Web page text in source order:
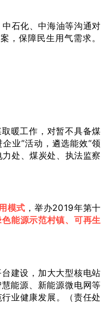
石化、中海油等沟通对
，保障民生用气需求。
暖工作，对暂不具备煤
业”活动，遴选能效“领
处、煤炭处、执法监察
模式 ，举办2019年第十
色能源示范村镇、可再生
建设，加大大型核电站
能源、新能源微电网等
业健康发展。（责任处